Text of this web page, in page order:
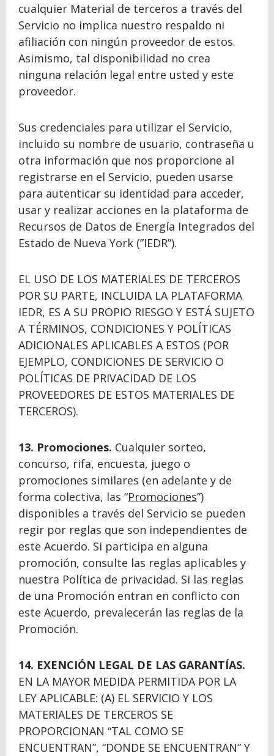
cualquier Material de terceros a través del
Servicio no implica nuestro respaldo ni
afiliación con ningún proveedor de estos.
Asimismo, tal disponibilidad no crea
ninguna relación legal entre usted y este
proveedor.
Sus credenciales para utilizar el Servicio,
incluido su nombre de usuario, contraseña u
otra información que nos proporcione al
registrarse en el Servicio, pueden usarse
para autenticar su identidad para acceder,
usar y realizar acciones en la plataforma de
Recursos de Datos de Energía Integrados del
Estado de Nueva York (”IEDR”).
EL USO DE LOS MATERIALES DE TERCEROS
POR SU PARTE, INCLUIDA LA PLATAFORMA
IEDR, ES A SU PROPIO RIESGO Y ESTÁ SUJETO
A TÉRMINOS, CONDICIONES Y POLÍTICAS
ADICIONALES APLICABLES A ESTOS (POR
EJEMPLO, CONDICIONES DE SERVICIO O
POLÍTICAS DE PRIVACIDAD DE LOS
PROVEEDORES DE ESTOS MATERIALES DE
TERCEROS).
13. Promociones. Cualquier sorteo,
concurso, rifa, encuesta, juego o
promociones similares (en adelante y de
forma colectiva, las “Promociones”)
disponibles a través del Servicio se pueden
regir por reglas que son independientes de
este Acuerdo. Si participa en alguna
promoción, consulte las reglas aplicables y
nuestra Política de privacidad. Si las reglas
de una Promoción entran en conflicto con
este Acuerdo, prevalecerán las reglas de la
Promoción.
14. EXENCIÓN LEGAL DE LAS GARANTÍAS.
EN LA MAYOR MEDIDA PERMITIDA POR LA
LEY APLICABLE: (A) EL SERVICIO Y LOS
MATERIALES DE TERCEROS SE
PROPORCIONAN “TAL COMO SE
ENCUENTRAN”, “DONDE SE ENCUENTRAN” Y